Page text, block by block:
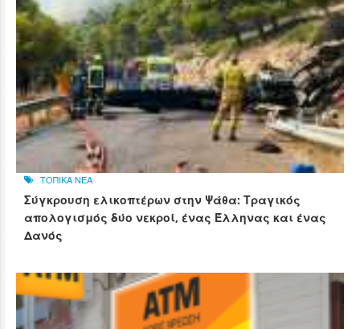
ΤΟΠΙΚΑ ΝΕΑ
Σύγκρουση ελικοπτέρων στην Ψάθα: Τραγικός
απολογισμός δύο νεκροί, ένας Έλληνας και ένας
Δανός